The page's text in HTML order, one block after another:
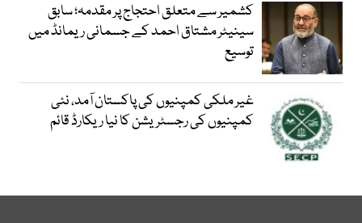
کشمیر سے متعلق احتجاج پر مقدمہ؛ سابق
سینیٹر مشتاق احمد کے جسمانی ریمانڈ میں
توسیع
غیر ملکی کمپنیوں کی پاکستان آمد، نئی
کمپنیوں کی رجسٹریشن کا نیا ریکارڈ قائم